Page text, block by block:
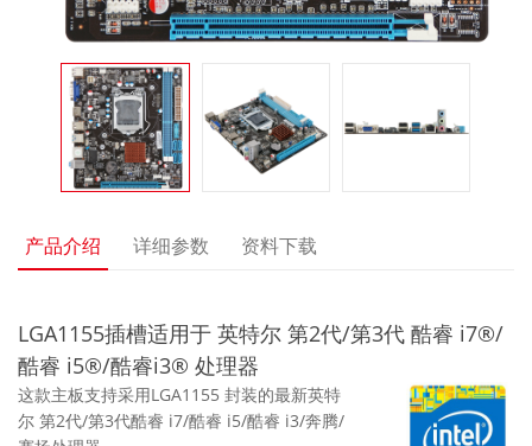
产品介绍 详细参数 资料下载
LGA1155插槽适用于 英特尔 第2代/第3代 酷睿 i7®/
酷睿 i5®/酷睿i3® 处理器
这款主板支持采用LGA1155 封装的最新英特
尔 第2代/第3代酷睿 i7/酷睿 i5/酷睿 i3/奔腾/